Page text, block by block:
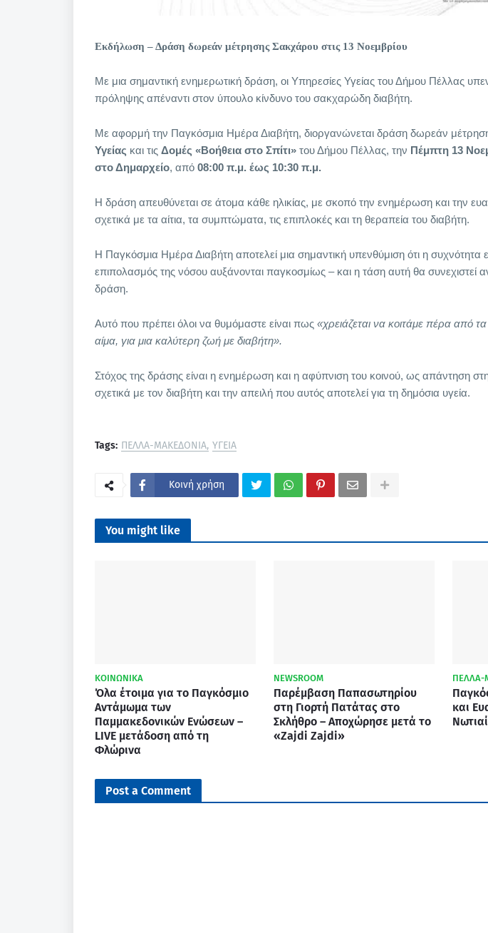
Εκδήλωση – Δράση δωρεάν μέτρησης Σακχάρου στις 13 Νοεμβρίου
Με μια σημαντική ενημερωτική δράση, οι Υπηρεσίες Υγείας του Δήμου Πέλλας
πρόληψης απέναντι στον ύπουλο κίνδυνο του σακχαρώδη διαβήτη.
Με αφορμή την Παγκόσμια Ημέρα Διαβήτη, διοργανώνεται δράση δωρεάν
Υγείας και τις Δομές «Βοήθεια στο Σπίτι» του Δήμου Πέλλας, την Πέμπτη 13
στο Δημαρχείο, από 08:00 π.μ. έως 10:30 π.μ.
Η δράση απευθύνεται σε άτομα κάθε ηλικίας, με σκοπό την ενημέρωση και την
σχετικά με τα αίτια, τα συμπτώματα, τις επιπλοκές και τη θεραπεία του διαβήτη.
Η Παγκόσμια Ημέρα Διαβήτη αποτελεί μια σημαντική υπενθύμιση ότι η συχνότητα
επιπολασμός της νόσου αυξάνονται παγκοσμίως – και η τάση αυτή θα συνεχιστεί
δράση.
Αυτό που πρέπει όλοι να θυμόμαστε είναι πως «χρειάζεται να κοιτάμε πέρα από
αίμα, για μια καλύτερη ζωή με διαβήτη».
Στόχος της δράσης είναι η ενημέρωση και η αφύπνιση του κοινού, ως απάντηση
σχετικά με τον διαβήτη και την απειλή που αυτός αποτελεί για τη δημόσια υγεία.
Tags: ΠΕΛΛΑ-ΜΑΚΕΔΟΝΙΑ ΥΓΕΙΑ
Κοινή χρήση
You might like
ΚΟΙΝΩΝΙΚΑ
Όλα έτοιμα για το Παγκόσμιο
Αντάμωμα των
Παμμακεδονικών Ενώσεων –
LIVE μετάδοση από τη
Φλώρινα
NEWSROOM
Παρέμβαση Παπασωτηρίου
στη Γιορτή Πατάτας στο
Σκλήθρο – Αποχώρησε μετά το
«Zajdi Zajdi»
ΠΕΛΛΑ-
και
Post a Comment